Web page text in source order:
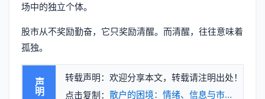
场中的独立个体。
股市从不奖励勤奋，它只奖励清醒。而清醒，往往意味着
孤独。
声明
转载声明：欢迎分享本文，转载请注明出处！
点击复制： 散户的困境：情绪、信息与市场结构的